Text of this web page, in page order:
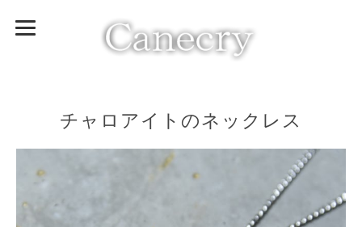
チャロアイトのネックレス